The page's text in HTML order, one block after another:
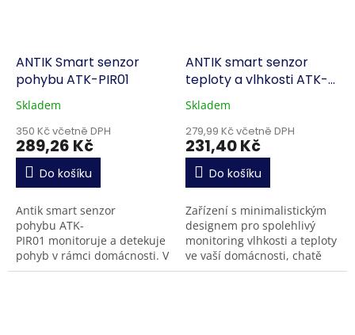
ANTIK Smart senzor
pohybu ATK-PIR01
Skladem
350 Kč včetně DPH
289,26 Kč
Do košíku
Antik smart senzor
pohybu ATK-
PIR01 monitoruje a detekuje
pohyb v rámci domácnosti. V
případě neoprávněného
ANTIK smart senzor
teploty a vlhkosti ATK-
THS02
Skladem
279,99 Kč včetně DPH
231,40 Kč
Do košíku
Zařízení s minimalistickým
designem pro spolehlivý
monitoring vlhkosti a teploty
ve vaší domácnosti, chatě
nebo firmě. Aktuální i